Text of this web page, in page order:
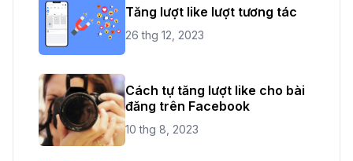
Tăng lượt like lượt tương tác
26 thg 12, 2023
Cách tự tăng lượt like cho bài
đăng trên Facebook
10 thg 8, 2023